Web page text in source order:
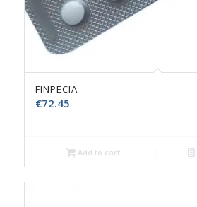
FINPECIA
€72.45
Add to cart